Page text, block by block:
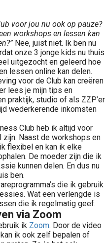
voor jou nu ook op pauze?
workshops en lessen kan
Nee, juist niet. Ik ben nu
onze 3 jonge kids nu thuis
uitgezocht en geleerd hoe
lessen online kan delen.
voor de Club kan creëren
lees je mijn tips en
praktijk, studio of als ZZP’er
wederkerende inkomsten
Club heb ik altijd voor
Naast de workshops en
flexibel en kan ik elke
De moeder zijn die ik
kunnen delen. En dus nu
ben.
die ik gebruik
Wat een verlengde is
die ik regelmatig geef.
via Zoom
ik Zoom. Door de video
ik ook zelf bepalen of